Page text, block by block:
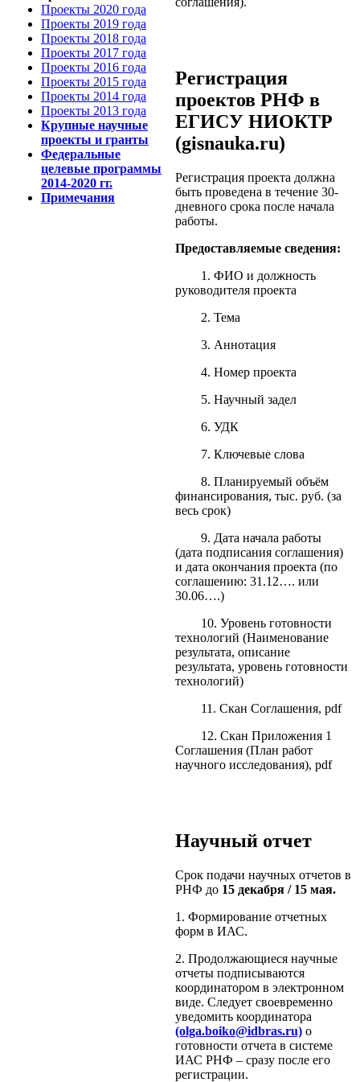
Проекты 2020 года
Проекты 2019 года
Проекты 2018 года
Проекты 2017 года
Проекты 2016 года
Проекты 2015 года
Проекты 2014 года
Проекты 2013 года
Крупные научные
проекты и гранты
Федеральные
целевые программы
2014-2020 гг.
Примечания
Регистрация
проектов РНФ в
ЕГИСУ НИОКТР
(gisnauka.ru)
Регистрация проекта должна
быть проведена в течение 30-
дневного срока после начала
работы.
Предоставляемые сведения:
1. ФИО и должность
руководителя проекта
2. Тема
3. Аннотация
4. Номер проекта
5. Научный задел
6. УДК
7. Ключевые слова
8. Планируемый объём
финансирования, тыс. руб. (за
весь срок)
9. Дата начала работы
(дата подписания соглашения)
и дата окончания проекта (по
соглашению: 31.12…. или
30.06….)
10. Уровень готовности
технологий (Наименование
результата, описание
результата, уровень готовности
технологий)
11. Скан Соглашения, pdf
12. Скан Приложения 1
Соглашения (План работ
научного исследования), pdf
Научный отчет
Срок подачи научных отчетов в
РНФ до 15 декабря / 15 мая.
1. Формирование отчетных
форм в ИАС.
2. Продолжающиеся научные
отчеты подписываются
координатором в электронном
виде. Следует своевременно
уведомить координатора
(olga.boiko@idbras.ru) о
готовности отчета в системе
ИАС РНФ – сразу после его
регистрации.